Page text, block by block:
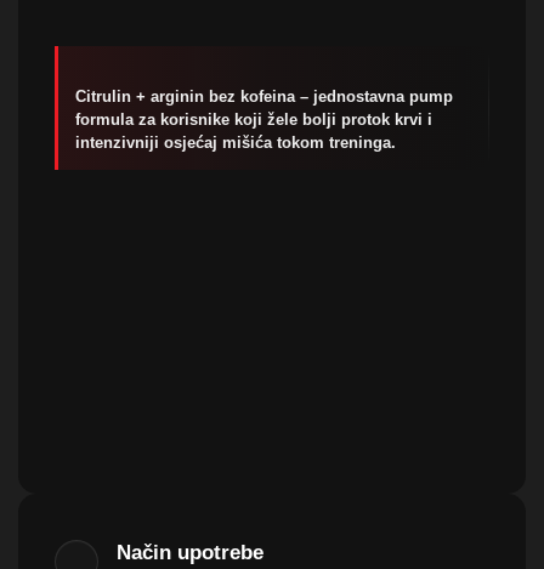
Citrulin + arginin bez kofeina – jednostavna pump
formula za korisnike koji žele bolji protok krvi i
intenzivniji osjećaj mišića tokom treninga.
Način upotrebe